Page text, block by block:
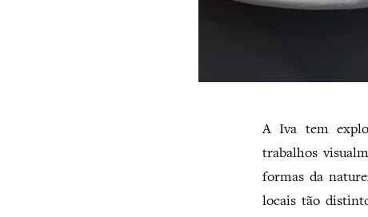
A Iva tem
trabalhos
formas da
locais tão